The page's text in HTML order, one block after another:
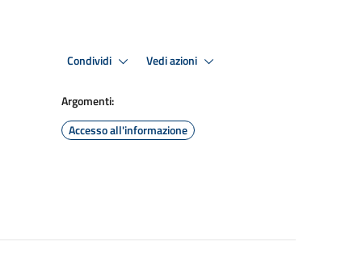
Condividi Vedi azioni
Argomenti:
Accesso all'informazione